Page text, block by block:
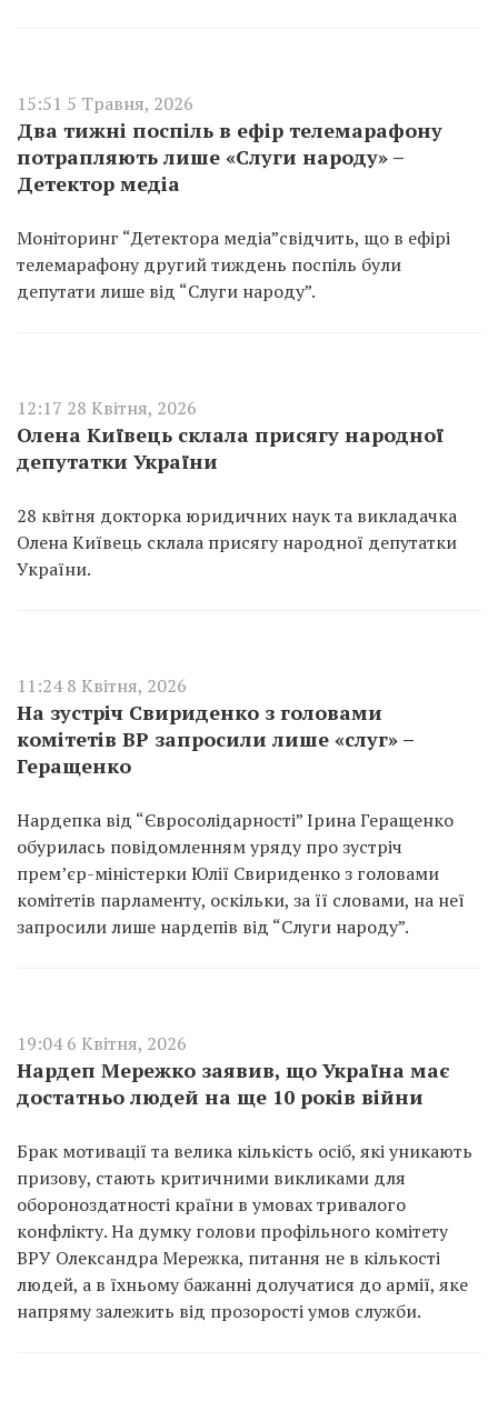
15:51 5 Травня, 2026
Два тижні поспіль в ефір телемарафону
потрапляють лише «Слуги народу» –
Детектор медіа
Моніторинг “Детектора медіа”свідчить, що в ефірі
телемарафону другий тиждень поспіль були
депутати лише від “Слуги народу”.
12:17 28 Квітня, 2026
Олена Київець склала присягу народної
депутатки України
28 квітня докторка юридичних наук та викладачка
Олена Київець склала присягу народної депутатки
України.
11:24 8 Квітня, 2026
На зустріч Свириденко з головами
комітетів ВР запросили лише «слуг» –
Геращенко
Нардепка від “Євросолідарності” Ірина Геращенко
обурилась повідомленням уряду про зустріч
прем’єр-міністерки Юлії Свириденко з головами
комітетів парламенту, оскільки, за її словами, на неї
запросили лише нардепів від “Слуги народу”.
19:04 6 Квітня, 2026
Нардеп Мережко заявив, що Україна має
достатньо людей на ще 10 років війни
Брак мотивації та велика кількість осіб, які уникають
призову, стають критичними викликами для
обороноздатності країни в умовах тривалого
конфлікту. На думку голови профільного комітету
ВРУ Олександра Мережка, питання не в кількості
людей, а в їхньому бажанні долучатися до армії, яке
напряму залежить від прозорості умов служби.